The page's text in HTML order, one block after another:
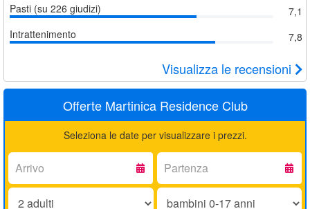
Pasti (su 226 giudizi)
7,1
Intrattenimento
7,8
Visualizza le recensioni
Offerte Martinica Residence Club
Seleziona le date per visualizzare i prezzi.
Arrivo:
Partenza:
Adulti:
Bambini